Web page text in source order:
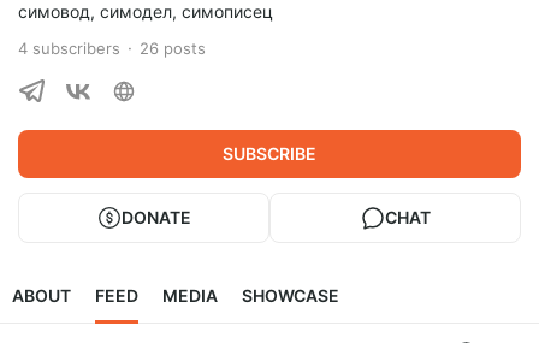
симовод, симодел, симописец
4 subscribers 26 posts
SUBSCRIBE
DONATE CHAT
ABOUT FEED MEDIA SHOWCASE